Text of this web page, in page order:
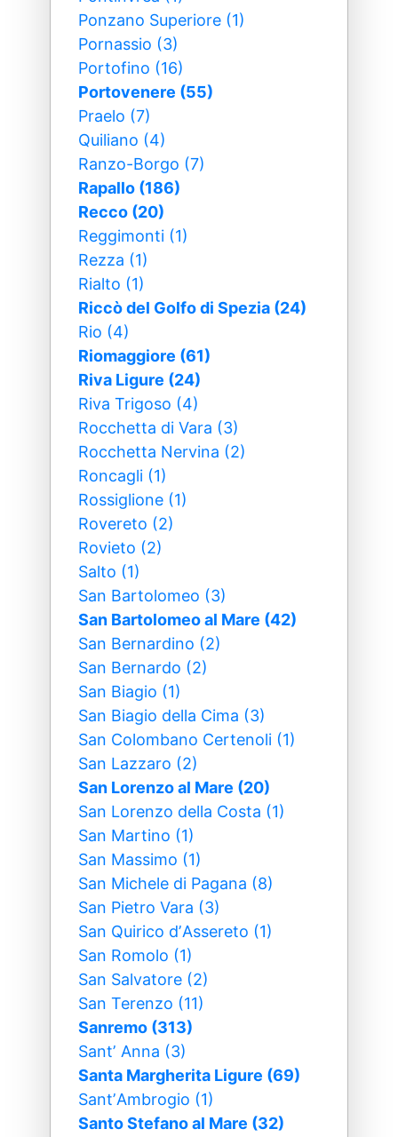
Ponzano Superiore (1)
Pornassio (3)
Portofino (16)
Portovenere (55)
Praelo (7)
Quiliano (4)
Ranzo-Borgo (7)
Rapallo (186)
Recco (20)
Reggimonti (1)
Rezza (1)
Rialto (1)
Riccò del Golfo di Spezia (24)
Rio (4)
Riomaggiore (61)
Riva Ligure (24)
Riva Trigoso (4)
Rocchetta di Vara (3)
Rocchetta Nervina (2)
Roncagli (1)
Rossiglione (1)
Rovereto (2)
Rovieto (2)
Salto (1)
San Bartolomeo (3)
San Bartolomeo al Mare (42)
San Bernardino (2)
San Bernardo (2)
San Biagio (1)
San Biagio della Cima (3)
San Colombano Certenoli (1)
San Lazzaro (2)
San Lorenzo al Mare (20)
San Lorenzo della Costa (1)
San Martino (1)
San Massimo (1)
San Michele di Pagana (8)
San Pietro Vara (3)
San Quirico dʼAssereto (1)
San Romolo (1)
San Salvatore (2)
San Terenzo (11)
Sanremo (313)
Santʼ Anna (3)
Santa Margherita Ligure (69)
SantʼAmbrogio (1)
Santo Stefano al Mare (32)